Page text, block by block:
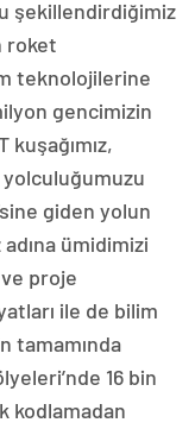
şekillendirdiğimiz
roket
teknolojilerine
gencimizin
giden yolun
adına ümidimizi
proje
ile de bilim
tamamında
16 bin
kodlamadan